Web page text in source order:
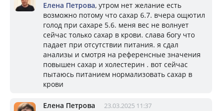
Елена Петрова, утром нет желание есть
возможно потому что сахар 6.7. вчера ощютил
голод при сахаре 5.6. меня вес не волнует
сейчас только сахар в крови. слава богу что
падает при отсутствии питания. я сдал
анализы и смотря на референсные значения
повышен сахар и холестерин . вот сейчас
пытаюсь питанием нормализовать сахар в
крови
Елена Петрова 23.03.2025 11:37